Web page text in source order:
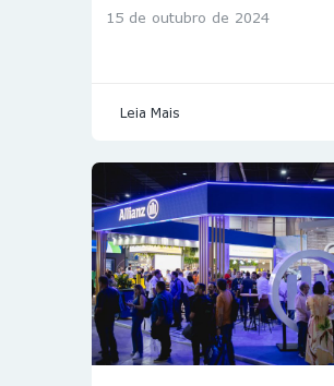
15 de outubro de 2024
Leia Mais